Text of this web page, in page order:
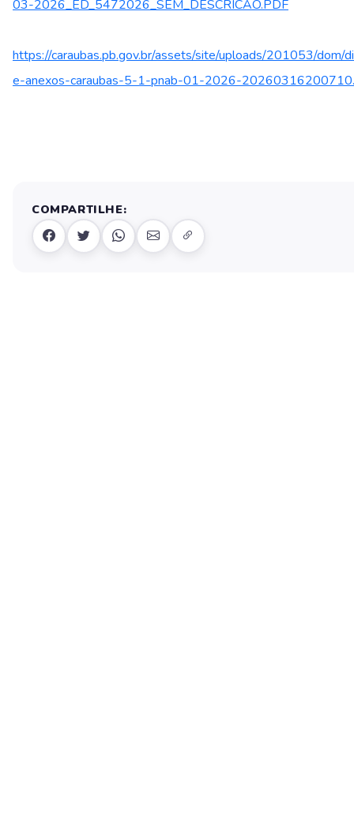
03-2026_ED_5472026_SEM_DESCRICAO.PDF
https://caraubas.pb.gov.br/assets/site/uploads/201053/dom/
e-anexos-caraubas-5-1-pnab-01-2026-
COMPARTILHE: